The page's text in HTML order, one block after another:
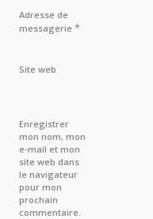
Adresse de
messagerie *
Site web
Enregistrer
mon nom, mon
e-mail et mon
site web dans
le navigateur
pour mon
prochain
commentaire.